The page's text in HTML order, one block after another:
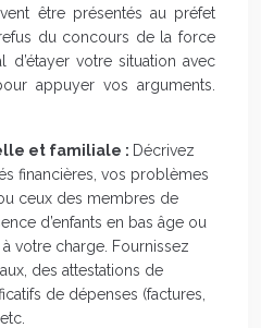
être présentés au préfet
du concours de la force
votre situation avec
appuyer vos arguments.
et familiale : Décrivez
financières, vos problèmes
ceux des membres de
d’enfants en bas âge ou
votre charge. Fournissez
des attestations de
de dépenses (factures,